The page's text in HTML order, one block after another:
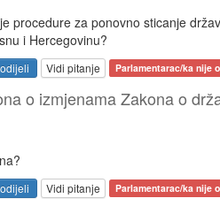
procedure za ponovno sticanje
i Hercegovinu?
Vidi pitanje Parlamentarac/ka nije
o izmjenama Zakona o
Vidi pitanje Parlamentarac/ka nije